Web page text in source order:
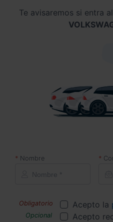
Te avisaremos si entra
Nombre
Acepto la
Acepto